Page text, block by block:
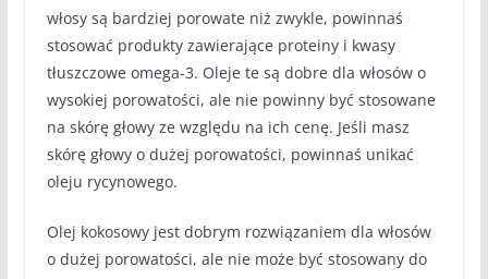
włosy są bardziej porowate niż zwykle, powinnaś
stosować produkty zawierające proteiny i kwasy
tłuszczowe omega-3. Oleje te są dobre dla włosów o
wysokiej porowatości, ale nie powinny być stosowane
na skórę głowy ze względu na ich cenę. Jeśli masz
skórę głowy o dużej porowatości, powinnaś unikać
oleju rycynowego.
Olej kokosowy jest dobrym rozwiązaniem dla włosów
o dużej porowatości, ale nie może być stosowany do